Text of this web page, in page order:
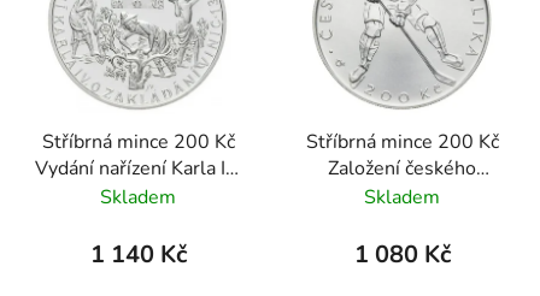
Stříbrná mince 200 Kč
Vydání nařízení Karla IV.
o zakládání vinic 2008
Skladem
1 140 Kč
Stříbrná mince 200 Kč
Založení českého
hokejového svazu 2008
Skladem
1 080 Kč